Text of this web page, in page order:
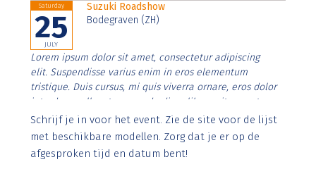
Saturday
25
JULY
Suzuki Roadshow
Bodegraven (ZH)
Lorem ipsum dolor sit amet, consectetur adipiscing
elit. Suspendisse varius enim in eros elementum
tristique. Duis cursus, mi quis viverra ornare, eros dolor
interdum nulla, ut commodo diam libero vitae erat.
Aenean faucibus nibh et justo cursus id rutrum lorem
imperdiet. Nunc ut sem vitae risus tristique posuere.
Schrijf je in voor het event. Zie de site voor de lijst
met beschikbare modellen. Zorg dat je er op de
afgesproken tijd en datum bent!